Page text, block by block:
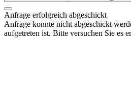
Anfrage erfolgreich abgeschickt
Anfrage konnte nicht abgeschickt
aufgetreten ist. Bitte versuchen Sie es